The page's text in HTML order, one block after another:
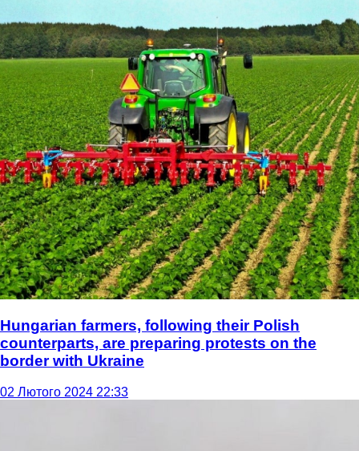
Hungarian farmers, following their Polish
counterparts, are preparing protests on the
border with Ukraine
02 Лютого 2024 22:33